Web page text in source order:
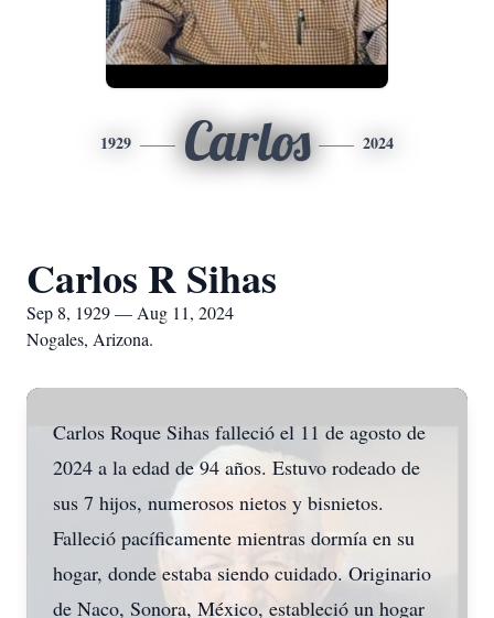
1929 Carlos 2024
Carlos R Sihas
Sep 8, 1929 — Aug 11, 2024
Nogales, Arizona.
Carlos Roque Sihas falleció el 11 de agosto de
2024 a la edad de 94 años. Estuvo rodeado de
sus 7 hijos, numerosos nietos y bisnietos.
Falleció pacíficamente mientras dormía en su
hogar, donde estaba siendo cuidado. Originario
de Naco, Sonora, México, estableció un hogar